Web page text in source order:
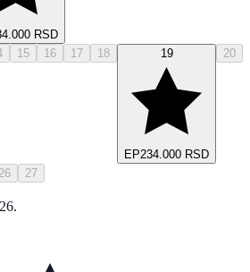
RSD
15 16 17 18 19
EP234.000 RSD
20
26 27